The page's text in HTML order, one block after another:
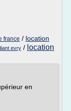
france / location
evry / location
en